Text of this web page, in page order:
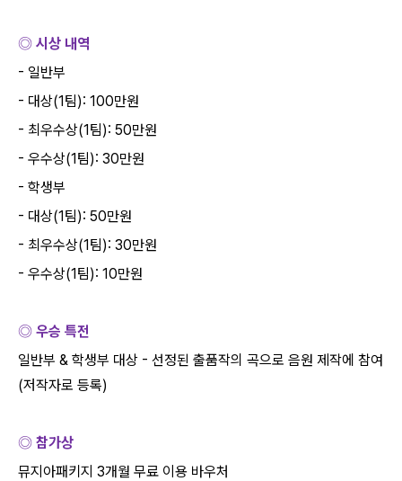
◎ 시상 내역
- 일반부
- 대상(1팀): 100만원
- 최우수상(1팀): 50만원
- 우수상(1팀): 30만원
- 학생부
- 대상(1팀): 50만원
- 최우수상(1팀): 30만원
- 우수상(1팀): 10만원
◎ 우승 특전
일반부 & 학생부 대상 - 선정된 출품작의 곡으로 음원 제작에 참여
(저작자로 등록)
◎ 참가상
뮤지아패키지 3개월 무료 이용 바우처